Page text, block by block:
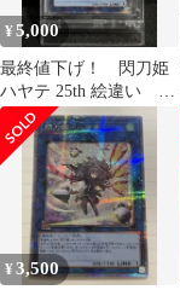
¥5,000
最終値下げ！ 閃刀姫
ハヤテ 25th 絵違い ク
ウォーターセンチュリ
ーレア QC
¥3,500